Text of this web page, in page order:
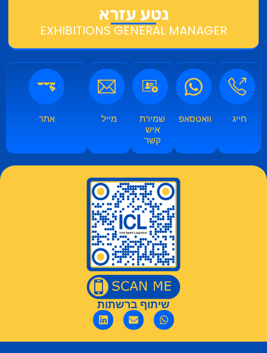
נטע עזרא
EXHIBITIONS GENERAL MANAGER
חייג וואטסאפ​​
שמירת
איש
קשר​
מייל אתר
שיתוף ברשתות​